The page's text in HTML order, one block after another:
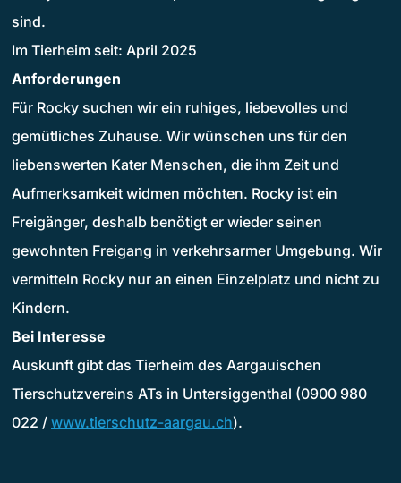
sind.
Im Tierheim seit: April 2025
Anforderungen
Für Rocky suchen wir ein ruhiges, liebevolles und
gemütliches Zuhause. Wir wünschen uns für den
liebenswerten Kater Menschen, die ihm Zeit und
Aufmerksamkeit widmen möchten. Rocky ist ein
Freigänger, deshalb benötigt er wieder seinen
gewohnten Freigang in verkehrsarmer Umgebung. Wir
vermitteln Rocky nur an einen Einzelplatz und nicht zu
Kindern.
Bei Interesse
Auskunft gibt das Tierheim des Aargauischen
Tierschutzvereins ATs in Untersiggenthal (0900 980
022 / www.tierschutz-aargau.ch).